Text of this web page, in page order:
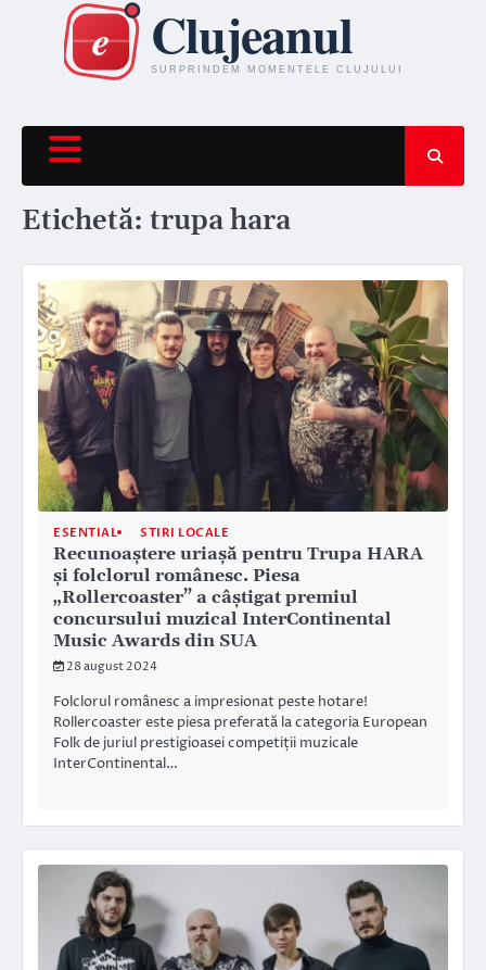
content
Etichetă: trupa hara
ESENTIAL STIRI LOCALE
Recunoaștere uriașă pentru Trupa HARA
și folclorul românesc. Piesa
„Rollercoaster” a câștigat premiul
concursului muzical InterContinental
Music Awards din SUA
28 august 2024
Folclorul românesc a impresionat peste hotare!
Rollercoaster este piesa preferată la categoria European
Folk de juriul prestigioasei competiții muzicale
InterContinental…